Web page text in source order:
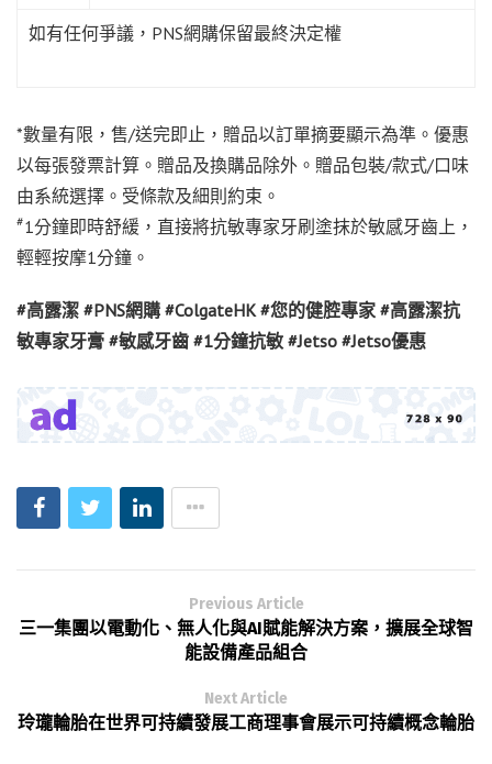
如有任何爭議，PNS網購保留最終決定權
*數量有限，售/送完即止，贈品以訂單摘要顯示為準。優惠
以每張發票計算。贈品及換購品除外。贈品包裝/款式/口味
由系統選擇。受條款及細則約束。
#1分鐘即時舒緩，直接將抗敏專家牙刷塗抹於敏感牙齒上，
輕輕按摩1分鐘。
#高露潔 #PNS網購 #ColgateHK #您的健腔專家 #高露潔抗
敏專家牙膏 #敏感牙齒 #1分鐘抗敏 #Jetso #Jetso優惠
Previous Article
三一集團以電動化、無人化與AI賦能解決方案，擴展全球智
能設備產品組合
Next Article
玲瓏輪胎在世界可持續發展工商理事會展示可持續概念輪胎